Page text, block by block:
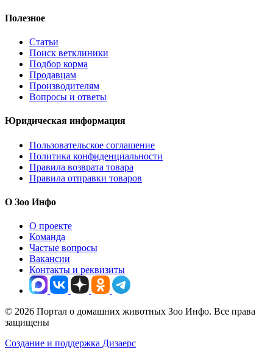
Полезное
Статьи
Поиск ветклиники
Подбор корма
Продавцам
Производителям
Вопросы и ответы
Юридическая информация
Пользовательское соглашение
Политика конфиденциальности
Правила возврата товара
Правила отправки товаров
О Зоо Инфо
О проекте
Команда
Частые вопросы
Вакансии
Контакты и реквизиты
© 2026 Портал о домашних животных Зоо Инфо. Все права
защищены
Создание и поддержка Дизаерс